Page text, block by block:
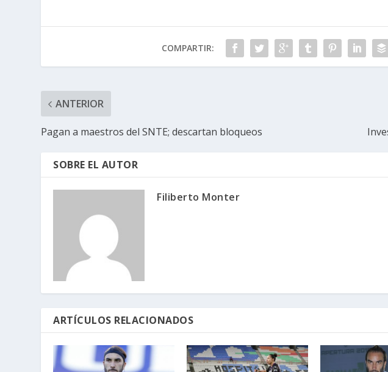
COMPARTIR:
ANTERIOR
Pagan a maestros del SNTE; descartan bloqueos
SOBRE EL AUTOR
Filiberto Monter
ARTÍCULOS RELACIONADOS